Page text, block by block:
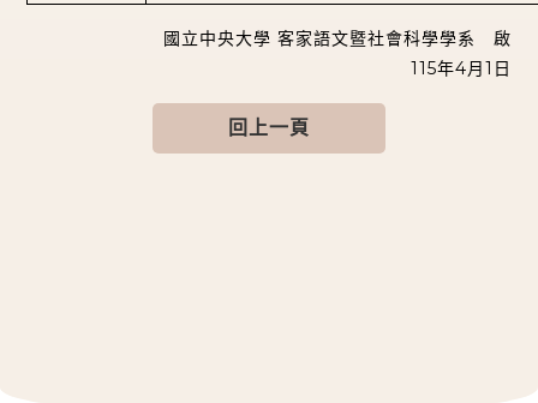
國立中央大學 客家語文暨社會科學學系 啟
115年4月 1 日